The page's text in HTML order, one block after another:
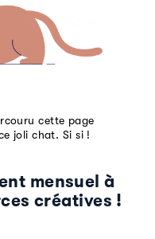
cette page
joli chat. Si si !
mensuel à
créatives !